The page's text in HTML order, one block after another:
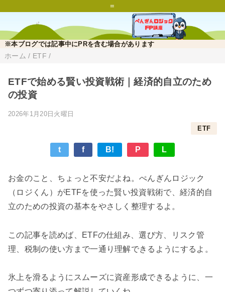
=
※本ブログでは記事中にPRを含む場合があります
ホーム / ETF /
ETFで始める賢い投資戦術｜経済的自立のため
の投資
2026年1月20日火曜日
ETF
t f B! P L
お金のこと、ちょっと不安だよね。ぺんぎんロジック
（ロジくん）がETFを使った賢い投資戦術で、経済的自
立のための投資の基本をやさしく整理するよ。
この記事を読めば、ETFの仕組み、選び方、リスク管
理、税制の使い方まで一通り理解できるようにするよ。
氷上を滑るようにスムーズに資産形成できるように、一